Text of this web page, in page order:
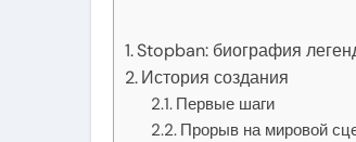
Stopban: биография
История создания
Первые шаги
Прорыв на мировой